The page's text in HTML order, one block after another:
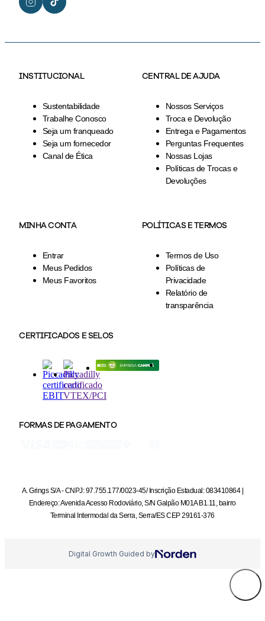
INSTITUCIONAL
Sustentabilidade
Trabalhe Conosco
Seja um franqueado
Seja um fornecedor
Canal de Ética
CENTRAL DE AJUDA
Nossos Serviços
Troca e Devolução
Entrega e Pagamentos
Perguntas Frequentes
Nossas Lojas
Políticas de Trocas e
Devoluções
MINHA CONTA
Entrar
Meus Pedidos
Meus Favoritos
POLÍTICAS E TERMOS
Termos de Uso
Políticas de
Privacidade
Relatório de
transparência
CERTIFICADOS E SELOS
FORMAS DE PAGAMENTO
A. Grings S/A - CNPJ: 97.755.177/0023-45/ Inscrição Estadual: 083410864 |
Endereço: Avenida Acesso Rodoviário, S/N Galpão M01A B1.11, bairro
Terminal Intermodal da Serra, Serra/ES CEP 29161-376
Digital Growth Guided by